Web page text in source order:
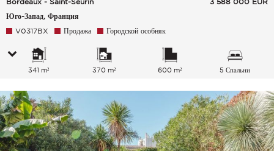
Bordeaux - Saint-Seurin
Юго-Запад, Франция
3 588 000 EUR
V0317BX Продажа Городской особняк
341 m² 370 m² 600 m² 5 Спальни